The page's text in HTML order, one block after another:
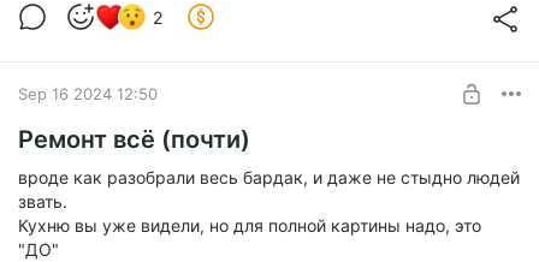
Level required:
2
Sep 16 2024 12:50
Ремонт всё (почти)
вроде как разобрали весь бардак, и даже не стыдно людей
звать.
Кухню вы уже видели, но для полной картины надо, это
"ДО"